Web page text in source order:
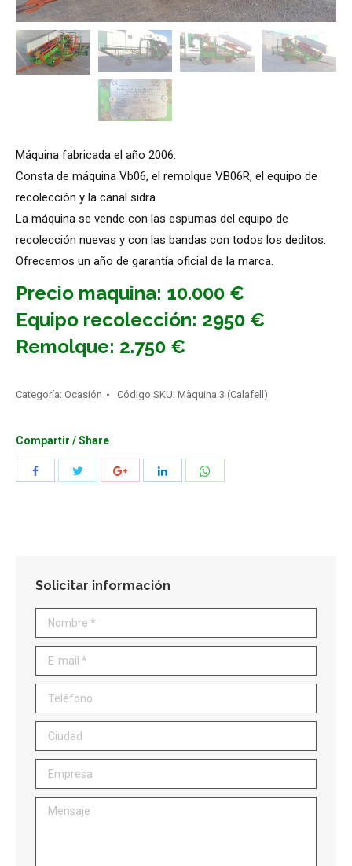
Máquina fabricada el año 2006.
Consta de máquina Vb06, el remolque VB06R, el equipo de
recolección y la canal sidra.
La máquina se vende con las espumas del equipo de
recolección nuevas y con las bandas con todos los deditos.
Ofrecemos un año de garantía oficial de la marca.
Precio maquina: 10.000 €
Equipo recolección: 2950 €
Remolque: 2.750 €
Categoría: Ocasión Código SKU: Màquina 3 (Calafell)
Compartir / Share
Compartir
Compartir Compartir Compartir
Solicitar información
Nombre *
E-mail *
Teléfono
Ciudad
Empresa
Mensaje